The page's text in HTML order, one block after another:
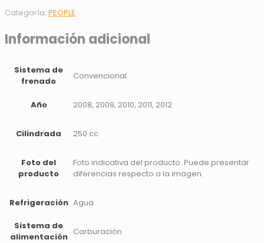
Categoría: PEOPLE
Información adicional
Sistema de
frenado
Convencional
Año 2008, 2009, 2010, 2011, 2012
Cilindrada 250 cc
Foto del
producto
Foto indicativa del producto. Puede presentar
diferencias respecto a la imagen.
Refrigeración Agua
Sistema de
alimentación Carburación